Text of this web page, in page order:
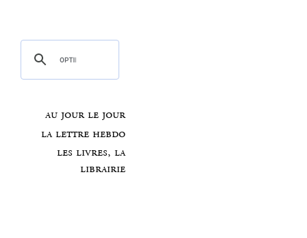
au jour le jour
la lettre hebdo
les livres, la
librairie